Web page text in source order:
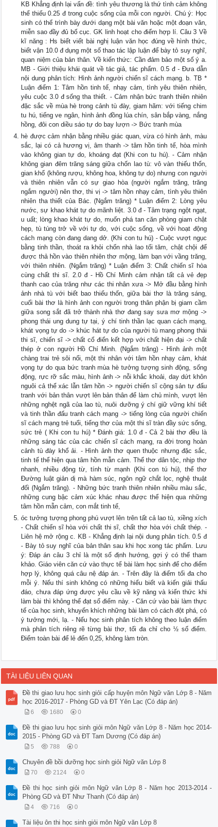
KB Khẳng định lại vấn đề: tình yêu thương là thứ tình cảm không
thể thiếu 0.25 đ trong cuộc sống của mỗi con người. Chú ý: Học
sinh có thể trình bày dưới dạng một bài văn hoặc một đoạn văn,
miễn sao đầy đủ bố cục. GK linh hoạt cho điểm hợp lí. Câu 3 Về
kĩ năng : Hs biết viết bài nghị luận văn học đúng về hình thức,
biết vận 10.0 đ dụng một số thao tác lập luận để bày tỏ suy nghĩ,
quan niệm của bản thân. Về kiến thức: Cần đảm bảo một số ý a.
MB - Giới thiệu khái quát về tác giả, tác phẩm. 0.5 đ - Đưa dẫn
nội dung phân tích: Hình ảnh người chiến sĩ cách mạng. b. TB *
Luận điểm 1: Tâm hồn tinh tế, nhạy cảm, tình yêu thiên nhiên,
yêu cuộc 3.0 đ sống tha thiết. - Cảm nhận bức tranh thiên nhiên
đặc sắc về mùa hè trong cảnh tù đày, giam hãm: với tiếng chim
tu hú, tiếng ve ngân, hình ảnh đồng lúa chín, sân bắp vàng, nắng
hồng, đôi con diều sáo tự do bay lượn -> Bức tranh mùa
hè được cảm nhận bằng nhiều giác quan, vừa có hình ảnh, màu
sắc, lại có cả hương vị, âm thanh -> tâm hồn tinh tế, hòa mình
vào không gian tự do, khoáng đạt (Khi con tu hú). - Cảm nhận
không gian đêm trăng sáng giữa chốn lao tù: vô vàn thiếu thốn,
gian khổ (không rượu, không hoa, không tự do) nhưng con người
và thiên nhiên vẫn có sự giao hòa (người ngắm trăng, trăng
ngắm người) nên thơ, thi vị -> tâm hồn nhạy cảm, tình yêu thiên
nhiên tha thiết của Bác. (Ngắm trăng) * Luận điểm 2: Lòng yêu
nước, sự khao khát tự do mãnh liệt. 3.0 đ - Tâm trạng ngột ngạt,
u uất; lòng khao khát tự do, muốn phá tan căn phòng giam chật
hẹp, tù túng trở về với tự do, với cuộc sống, về với hoạt động
cách mạng còn đang dang dở. (Khi con tu hú) - Cuộc vượt ngục
bằng tinh thần, thoát ra khỏi chốn nhà lao tối tăm, chật chội để
được thả hồn vào thiên nhiên thơ mộng, làm bạn với vầng trăng,
với thiên nhiên. (Ngắm trăng) * Luận điểm 3: Chất chiến sĩ hòa
cùng chất thi sĩ. 2.0 đ - Hồ Chí Minh cảm nhận tất cả vẻ đẹp
thanh cao của trăng như các thi nhân xưa -> Mở đầu bằng hình
ảnh nhà tù với biết bao thiếu thốn, giữa bài thơ là trăng sáng,
cuối bài thơ là hình ảnh con người trong thân phận bị giam cầm
giữa song sắt đã trở thành nhà thơ đang say sưa mơ mộng ->
phong thái ung dung tự tại, ý chí tinh thần lạc quan cách mạng,
khát vọng tự do -> khúc hát tự do của người tù mang phong thái
thi sĩ, chiến sĩ -> chất cổ điển kết hợp với chất hiện đại -> chất
thép ở con người Hồ Chí Minh. (Ngắm trăng) - Hình ảnh một
chàng trai trẻ sôi nổi, một thi nhân với tâm hồn nhạy cảm, khát
vọng tự do qua bức tranh mùa hè tưởng tượng sinh động, sống
động, rực rỡ sắc màu, hình ảnh -> nỗi khắc khoải, day dứt khôn
nguôi cả thể xác lẫn tâm hồn -> người chiến sĩ cộng sản tự đấu
tranh với bản thân vượt lên bản thân để làm chủ mình, vượt lên
những nghệt ngã của lao tù, nuôi dưỡng ý chí giữ vững khí tiết
và tinh thần đấu tranh cách mạng -> tiếng lòng của người chiến
sĩ cách mạng trẻ tuổi, tiếng thơ của một thi sĩ tràn đầy sức sống,
sức trẻ ( Khi con tu hú) * Đánh giá: 1.0 đ - Cả 2 bài thơ đều là
những sáng tác của các chiến sĩ cách mạng, ra đời trong hoàn
cảnh tù đày khổ ải. - Hình ảnh thơ quen thuộc nhưng đặc sắc,
tinh tế thể hiện qua tâm hồn mẫn cảm. Thể thơ dân tộc, nhịp thơ
nhanh, nhiều động từ, tính từ mạnh (Khi con tú hú), thể thơ
Đường luật giản dị mà hàm súc, ngôn ngữ chắt lọc, nghệ thuật
đối (Ngắm trăng). - Những bức tranh thiên nhiên nhiều màu sắc,
những cung bậc cảm xúc khác nhau được thể hiện qua những
tâm hồn mẫn cảm, con mắt tinh tế,
óc tưởng tượng phong phú vượt lên trên tất cả lao tù, xiềng xích
- Chất chiến sĩ hòa với chất thi sĩ, chất thơ hòa với chất thép. -
Liên hệ mở rộng c. KB - Khẳng định lại nội dung phân tích. 0.5 đ
- Bày tỏ suy nghĩ của bản thân sau khi học xong tác phẩm. Lưu
ý: Đáp án câu 3 chỉ là một số định hướng, gợi ý có thể tham
khảo. Giáo viên căn cứ vào thực tế bài làm học sinh để cho điểm
hợp lý, không quá câu nệ đáp án. - Trên đây là điểm tối đa cho
mỗi ý. Nếu thí sinh không có những hiểu biết và kiến giải thấu
đáo, chưa đáp ứng được yêu cầu về kỹ năng và kiến thức khi
làm bài thì không thể đạt số điểm này. - Căn cứ vào bài làm thực
tế của học sinh, khuyến khích những bài làm có cách đột phá, có
ý tưởng mới, lạ. - Nếu học sinh phân tích không theo luận điểm
mà phân tích riêng rẽ từng bài thơ, tối đa chỉ cho ½ số điểm.
Điểm toàn bài để lẻ đến 0,25, không làm tròn.
TÀI LIỆU LIÊN QUAN
Đề thi giao lưu học sinh giỏi cấp huyện môn Ngữ văn Lớp 8 - Năm
học 2016-2017 - Phòng GD và ĐT Yên Lạc (Có đáp án)
6 1680 0
Đề thi giao lưu học sinh giỏi môn Ngữ văn Lớp 8 - Năm học 2014-
2015 - Phòng GD và ĐT Tam Dương (Có đáp án)
5 788 0
Chuyên đề bồi dưỡng học sinh giỏi Ngữ văn Lớp 8
70 2124 0
Đề thi học sinh giỏi môn Ngữ văn Lớp 8 - Năm học 2013-2014 -
Phòng GD và ĐT Như Thanh (Có đáp án)
4 716 0
Tài liệu ôn thi học sinh giỏi môn Ngữ văn Lớp 8